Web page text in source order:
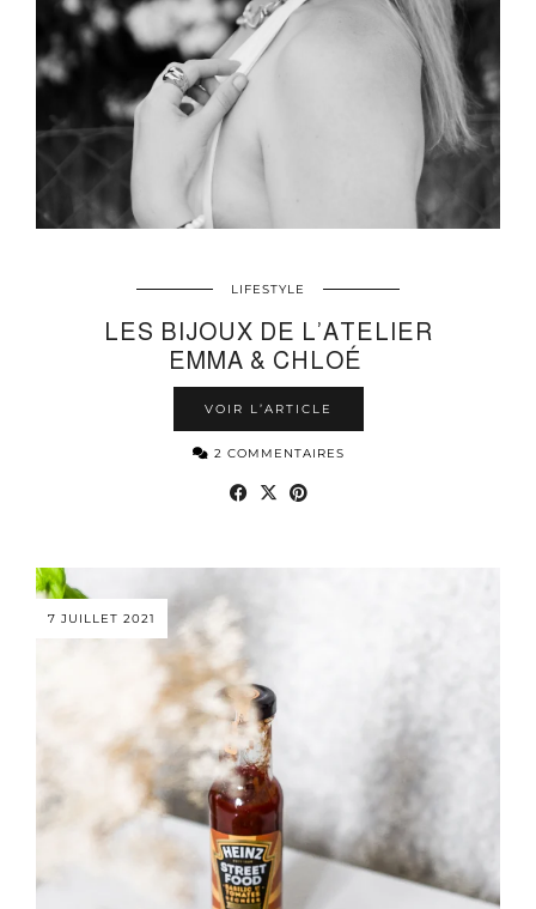
LIFESTYLE
LES BIJOUX DE L’ATELIER
EMMA & CHLOÉ
VOIR L’ARTICLE
2 COMMENTAIRES
7 JUILLET 2021